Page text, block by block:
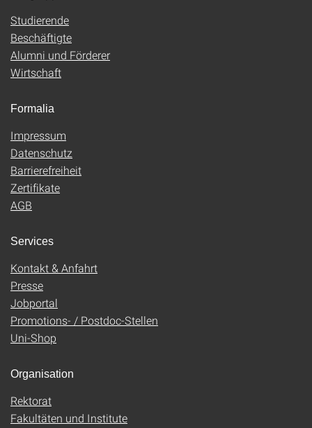
Studierende
Beschäftigte
Alumni und Förderer
Wirtschaft
Formalia
Impressum
Datenschutz
Barrierefreiheit
Zertifikate
AGB
Services
Kontakt & Anfahrt
Presse
Jobportal
Promotions- / Postdoc-Stellen
Uni-Shop
Organisation
Rektorat
Fakultäten und Institute